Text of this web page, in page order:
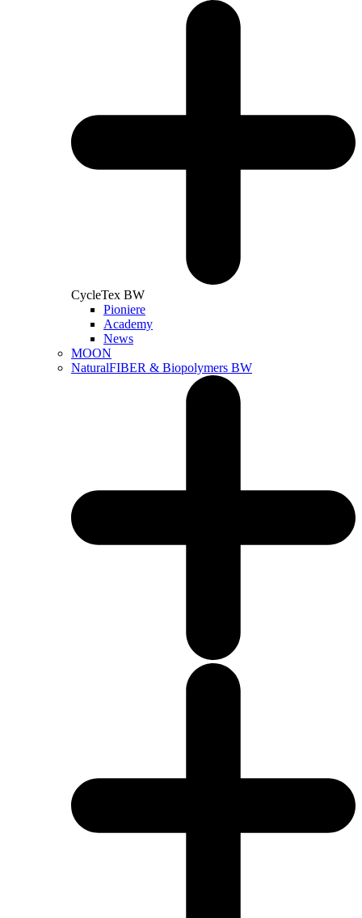
CycleTex BW
Pioniere
Academy
News
MOON
NaturalFIBER & Biopolymers BW